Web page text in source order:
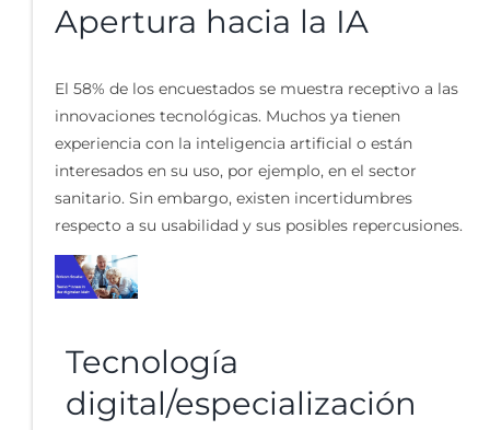
Apertura hacia la IA
El 58% de los encuestados se muestra receptivo a las
innovaciones tecnológicas. Muchos ya tienen
experiencia con la inteligencia artificial o están
interesados en su uso, por ejemplo, en el sector
sanitario. Sin embargo, existen incertidumbres
respecto a su usabilidad y sus posibles repercusiones.
Tecnología
digital/especialización